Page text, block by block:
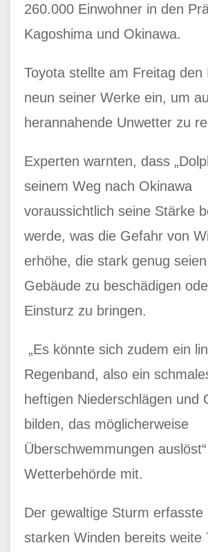
260.000 Einwohner in den
Kagoshima und Okinawa.
Toyota stellte am Freitag den
neun seiner Werke ein, um
herannahende Unwetter zu
Experten warnten, dass
seinem Weg nach Okinawa
voraussichtlich seine Stärke
werde, was die Gefahr von
erhöhe, die stark genug
Gebäude zu beschädigen
Einsturz zu bringen.
„Es könnte sich zudem ein
Regenband, also ein
heftigen Niederschlägen und
bilden, das möglicherweise
Überschwemmungen
Wetterbehörde mit.
Der gewaltige Sturm erfasste
starken Winden bereits weite